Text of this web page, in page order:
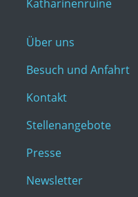
Katharinenruine
Über uns
Besuch und Anfahrt
Kontakt
Stellenangebote
Presse
Newsletter